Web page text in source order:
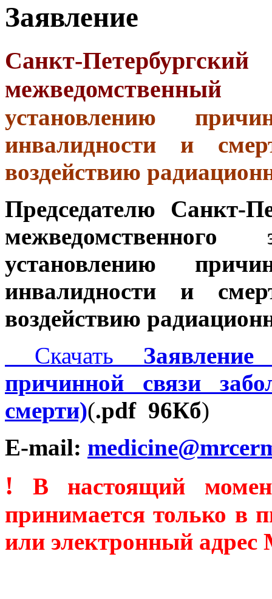
Заявление
Санкт-
межведомственный
установлению
инвалидности и
воздействию
Председателю Санкт-
установлению
инвалидности и
воздействию
Скачать Заявление
причинной связи
смерти)(.pdf 96Кб)
E-mail:
!В настоящий
принимается только в
или электронный